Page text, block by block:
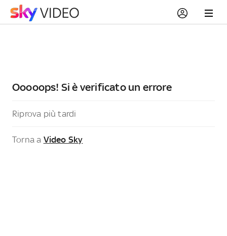
Ooooops! Si è verificato un errore
Riprova più tardi
Torna a Video Sky